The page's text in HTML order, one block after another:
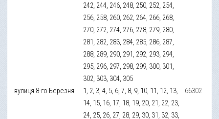
242, 244, 246, 248, 250, 252, 254,
256, 258, 260, 262, 264, 266, 268,
270, 272, 274, 276, 278, 279, 280,
281, 282, 283, 284, 285, 286, 287,
288, 289, 290, 291, 292, 293, 294,
295, 296, 297, 298, 299, 300, 301,
302, 303, 304, 305
вулиця 8-го Березня
1, 2, 3, 4, 5, 6, 7, 8, 9, 10, 11, 12, 13,
14, 15, 16, 17, 18, 19, 20, 21, 22, 23,
24, 25, 26, 27, 28, 29, 30, 31, 32, 33,
66302